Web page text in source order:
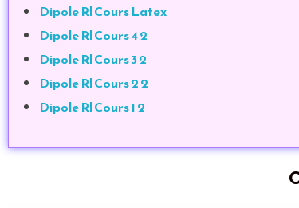
Dipole Rl Cours Latex
Dipole Rl Cours 4 2
Dipole Rl Cours 3 2
Dipole Rl Cours 2 2
Dipole Rl Cours 1 2